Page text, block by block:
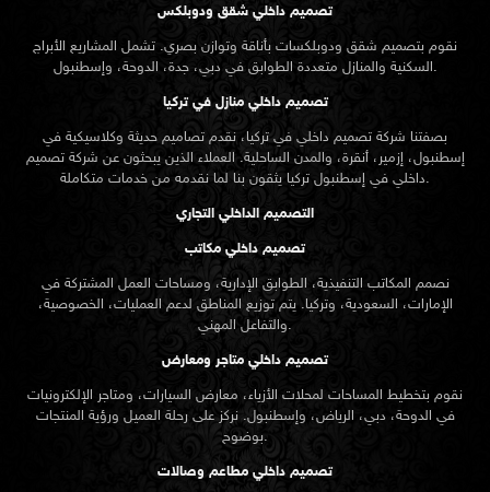
تصميم داخلي شقق ودوبلكس
نقوم بتصميم شقق ودوبلكسات بأناقة وتوازن بصري. تشمل المشاريع الأبراج
السكنية والمنازل متعددة الطوابق في دبي، جدة، الدوحة، وإسطنبول.
تصميم داخلي منازل في تركيا
بصفتنا شركة تصميم داخلي في تركيا، نقدم تصاميم حديثة وكلاسيكية في
إسطنبول، إزمير، أنقرة، والمدن الساحلية. العملاء الذين يبحثون عن شركة تصميم
داخلي في إسطنبولتركيا يثقون بنا لما نقدمه من خدمات متكاملة.
التصميم الداخلي التجاري
تصميم داخلي مكاتب
نصمم المكاتب التنفيذية، الطوابق الإدارية، ومساحات العمل المشتركة في
الإمارات، السعودية، وتركيا. يتم توزيع المناطق لدعم العمليات، الخصوصية،
والتفاعل المهني.
تصميم داخلي متاجر ومعارض
نقوم بتخطيط المساحات لمحلات الأزياء، معارض السيارات، ومتاجر الإلكترونيات
في الدوحة، دبي، الرياض، وإسطنبول. نركز على رحلة العميل ورؤية المنتجات
بوضوح.
تصميم داخلي مطاعم وصالات